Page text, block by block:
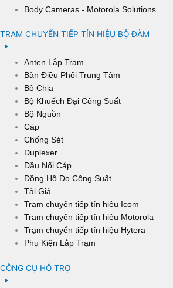
Body Cameras - Motorola Solutions
TRẠM CHUYỂN TIẾP TÍN HIỆU BỘ ĐÀM
Anten Lắp Trạm
Bàn Điều Phối Trung Tâm
Bộ Chia
Bộ Khuếch Đại Công Suất
Bộ Nguồn
Cáp
Chống Sét
Duplexer
Đầu Nối Cáp
Đồng Hồ Đo Công Suất
Tải Giả
Trạm chuyển tiếp tín hiệu Icom
Trạm chuyển tiếp tín hiệu Motorola
Trạm chuyển tiếp tín hiệu Hytera
Phụ Kiện Lắp Trạm
CÔNG CỤ HỖ TRỢ